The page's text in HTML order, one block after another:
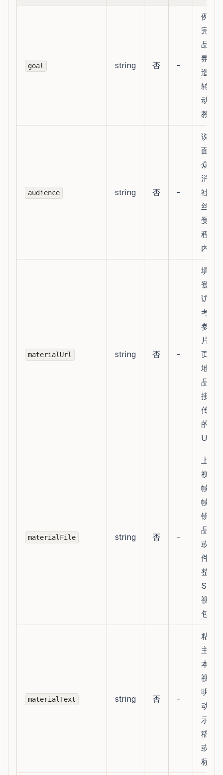
goal string 否 -
例如
完播
品展
氛围
造、
转化
动预
教学
audience string 否 -
说明
面向
众，
消费
社媒
丝、
受众
程学
内部
materialUrl string 否 -
填写
登录
访问
考视
参考
片、
页面
地页
品视
接；
传可
的完
URL
materialFile string 否 -
上传
视频
帧图
帧图
镜文
品牌
或脚
件，
整理
视频
包
materialText string 否 -
粘贴
主题
本、
视频
明、
动作
示词
稿、
或投
标